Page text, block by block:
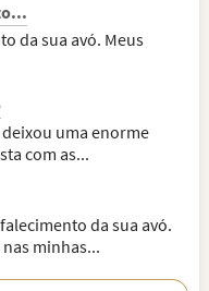
da sua avó. Meus
uma enorme
com as...
da sua avó.
minhas...